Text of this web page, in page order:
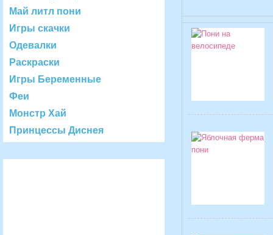
Май литл пони
Игры скачки
Одевалки
Раскраски
Игры Беременные
Феи
Монстр Хай
Принцессы Диснея